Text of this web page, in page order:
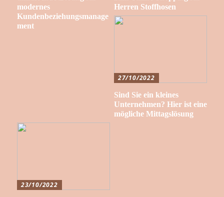
modernes
Kundenbeziehungsmanage
ment
Herren Stoffhosen
27/10/2022
Sind Sie ein kleines
Unternehmen? Hier ist eine
mögliche Mittagslösung
23/10/2022